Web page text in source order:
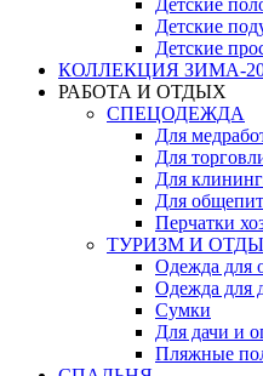
Детские
Детские
Детские
КОЛЛЕКЦИЯ ЗИМА-
РАБОТА И ОТДЫХ
СПЕЦОДЕЖДА
Для
Для
Для
Для
Перчатки
ТУРИЗМ И
Одежда для
Одежда для
Сумки
Для дачи и
Пляжные